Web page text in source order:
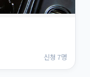
신청 7명